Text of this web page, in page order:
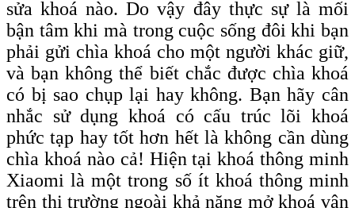
sửa khoá nào. Do vậy đây thực sự là mối
bận tâm khi mà trong cuộc sống đôi khi bạn
phải gửi chìa khoá cho một người khác giữ,
và bạn không thể biết chắc được chìa khoá
có bị sao chụp lại hay không. Bạn hãy cân
nhắc sử dụng khoá có cấu trúc lõi khoá
phức tạp hay tốt hơn hết là không cần dùng
chìa khoá nào cả! Hiện tại khoá thông minh
Xiaomi là một trong số ít khoá thông minh
trên thị trường ngoài khả năng mở khoá vân